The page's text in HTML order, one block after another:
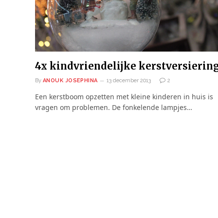
4x kindvriendelijke
By ANOUK JOSEPHINA 13 december 2013 2
Een kerstboom opzetten met kleine kinderen in huis is
vragen om problemen. De fonkelende lampjes…